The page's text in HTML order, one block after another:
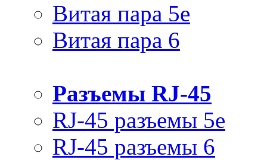
Витая пара 5e
Витая пара 6
Разъемы RJ-45
RJ-45 разъемы 5e
RJ-45 разъемы 6